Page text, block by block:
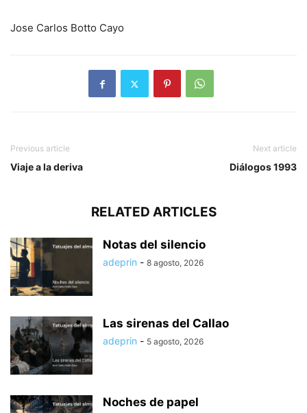
Jose Carlos Botto Cayo
Previous article
Viaje a la deriva
Next article
Diálogos 1993
RELATED ARTICLES
Notas del silencio
adeprin - 8 agosto, 2026
Las sirenas del Callao
adeprin - 5 agosto, 2026
Noches de papel